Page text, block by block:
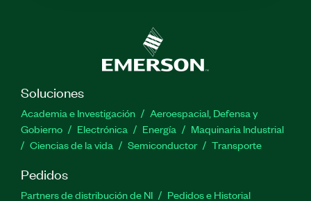
Soluciones
Academia e Investigación
Aeroespacial, Defensa y
Gobierno
Electrónica Energía
Maquinaria Industrial
Ciencias de la vida
Semiconductor Transporte
Pedidos
Partners de distribución de NI
Pedidos e Historial